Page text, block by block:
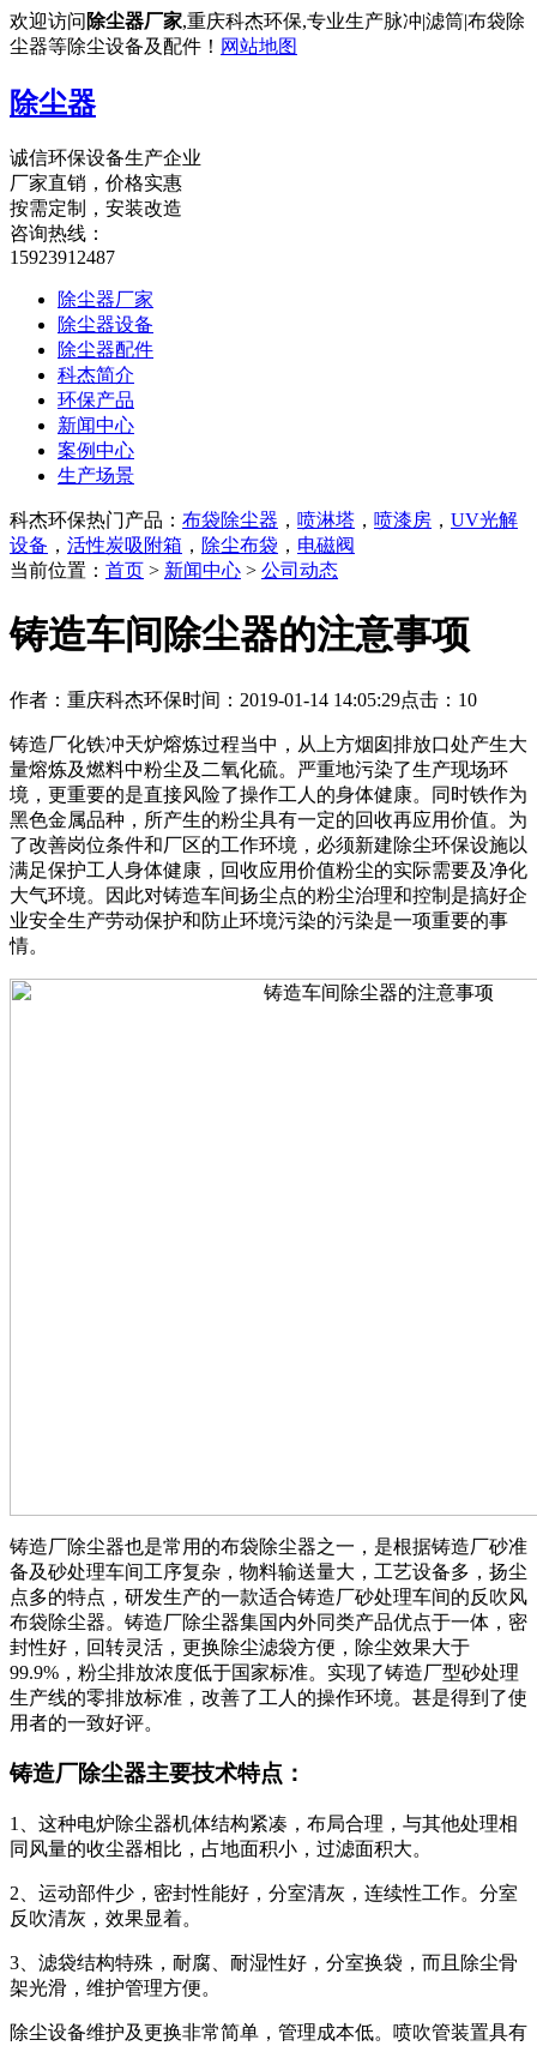
欢迎访问 除尘器厂家,重庆科杰环保,专业生产脉冲|滤筒|布袋除
尘器等除尘设备及配件！ 网站地图
除尘器
诚信环保设备生产企业
厂家直销，价格实惠
按需定制，安装改造
咨询热线：
15923912487
除尘器厂家
除尘器设备
除尘器配件
科杰简介
环保产品
新闻中心
案例中心
生产场景
科杰环保热门产品： 布袋除尘器 ， 喷淋塔 ， 喷漆房 ， UV光解
设备 ， 活性炭吸附箱 ， 除尘布袋 ， 电磁阀
当前位置： 首页 > 新闻中心 > 公司动态
铸造车间除尘器的注意事项
作者：重庆科杰环保时间：2019-01-14 14:05:29点击：10
铸造厂化铁冲天炉熔炼过程当中，从上方烟囱排放口处产生大
量熔炼及燃料中粉尘及二氧化硫。严重地污染了生产现场环
境，更重要的是直接风险了操作工人的身体健康。同时铁作为
黑色金属品种，所产生的粉尘具有一定的回收再应用价值。为
了改善岗位条件和厂区的工作环境，必须新建除尘环保设施以
满足保护工人身体健康，回收应用价值粉尘的实际需要及净化
大气环境。因此对铸造车间扬尘点的粉尘治理和控制是搞好企
业安全生产劳动保护和防止环境污染的污染是一项重要的事
情。
铸造厂除尘器也是常用的布袋除尘器之一，是根据铸造厂砂准
备及砂处理车间工序复杂，物料输送量大，工艺设备多，扬尘
点多的特点，研发生产的一款适合铸造厂砂处理车间的反吹风
布袋除尘器。铸造厂除尘器集国内外同类产品优点于一体，密
封性好，回转灵活，更换除尘滤袋方便，除尘效果大于
99.9%，粉尘排放浓度低于国家标准。实现了铸造厂型砂处理
生产线的零排放标准，改善了工人的操作环境。甚是得到了使
用者的一致好评。
铸造厂除尘器主要技术特点：
1、这种电炉除尘器机体结构紧凑，布局合理，与其他处理相
同风量的收尘器相比，占地面积小，过滤面积大。
2、运动部件少，密封性能好，分室清灰，连续性工作。分室
反吹清灰，效果显着。
3、滤袋结构特殊，耐腐、耐湿性好，分室换袋，而且除尘骨
架光滑，维护管理方便。
除尘设备维护及更换非常简单，管理成本低。喷吹管装置具有